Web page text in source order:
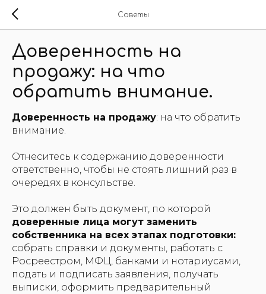
Советы
Доверенность на
продажу: на что
обратить внимание.
Доверенность на продажу: на что обратить
внимание.
Отнеситесь к содержанию доверенности
ответственно, чтобы не стоять лишний раз в
очередях в консульстве.
Это должен быть документ, по которой
доверенные лица могут заменить
собственника на всех этапах подготовки:
собрать справки и документы, работать с
Росреестром, МФЦ, банками и нотариусами,
подать и подписать заявления, получать
выписки, оформить предварительный